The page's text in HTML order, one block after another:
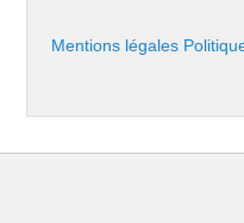
Mentions légales